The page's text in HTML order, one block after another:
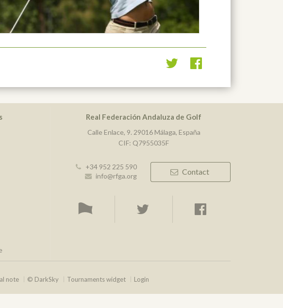
Real Federación Andaluza de Golf
Calle Enlace, 9. 29016 Málaga, España
CIF: Q7955035F
+34 952 225 590
info@rfga.org
Contact
note © DarkSky Tournaments widget Login